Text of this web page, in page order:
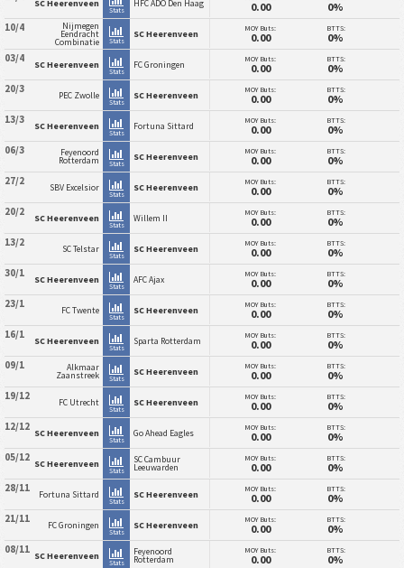
SC Heerenveen
Stats
HFC ADO Den Haag 0.00 0%
10/4 Nijmegen
Eendracht
Combinatie Stats
SC Heerenveen MOY Buts:
0.00
BTTS:
0%
03/4 SC Heerenveen
Stats
FC Groningen MOY Buts:
0.00
BTTS:
0%
20/3 PEC Zwolle
Stats
SC Heerenveen MOY Buts:
0.00
BTTS:
0%
13/3 SC Heerenveen
Stats
Fortuna Sittard MOY Buts:
0.00
BTTS:
0%
06/3 Feyenoord
Rotterdam Stats
SC Heerenveen MOY Buts:
0.00
BTTS:
0%
27/2 SBV Excelsior
Stats
SC Heerenveen MOY Buts:
0.00
BTTS:
0%
20/2 SC Heerenveen
Stats
Willem II MOY Buts:
0.00
BTTS:
0%
13/2 SC Telstar
Stats
SC Heerenveen MOY Buts:
0.00
BTTS:
0%
30/1 SC Heerenveen
Stats
AFC Ajax MOY Buts:
0.00
BTTS:
0%
23/1 FC Twente
Stats
SC Heerenveen MOY Buts:
0.00
BTTS:
0%
16/1 SC Heerenveen
Stats
Sparta Rotterdam MOY Buts:
0.00
BTTS:
0%
09/1 Alkmaar
Zaanstreek Stats
SC Heerenveen MOY Buts:
0.00
BTTS:
0%
19/12 FC Utrecht
Stats
SC Heerenveen MOY Buts:
0.00
BTTS:
0%
12/12 SC Heerenveen
Stats
Go Ahead Eagles MOY Buts:
0.00
BTTS:
0%
05/12 SC Heerenveen
Stats
SC Cambuur
Leeuwarden
MOY Buts:
0.00
BTTS:
0%
28/11 Fortuna Sittard
Stats
SC Heerenveen MOY Buts:
0.00
BTTS:
0%
21/11 FC Groningen
Stats
SC Heerenveen MOY Buts:
0.00
BTTS:
0%
08/11 SC Heerenveen
Stats
Feyenoord
Rotterdam
MOY Buts:
0.00
BTTS:
0%